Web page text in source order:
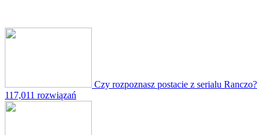
Czy rozpoznasz postacie z serialu Ranczo?
117,011 rozwiązań